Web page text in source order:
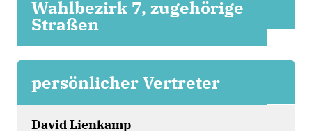
Wahlbezirk 7, zugehörige
Straßen
persönlicher Vertreter
David Lienkamp